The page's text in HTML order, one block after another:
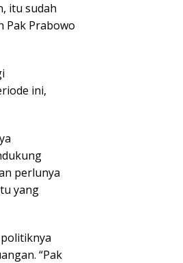
itu sudah
Pak Prabowo
ini,
perlunya
yang
“Pak